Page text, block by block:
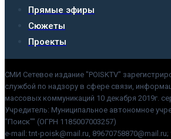
Прямые эфиры
Сюжеты
Проекты
СМИ Сетевое издание "POISKTV"
службой по надзору в сфере связи,
массовых коммуникаций 10 декабря 2019г.
Учредитель: Муниципальное автономное
"Поиск"" (ОГРН 1185007003257)
e-mail: tnt-poisk@mail.ru, 89670758870@mail.ru;